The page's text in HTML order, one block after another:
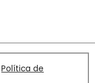
Política de